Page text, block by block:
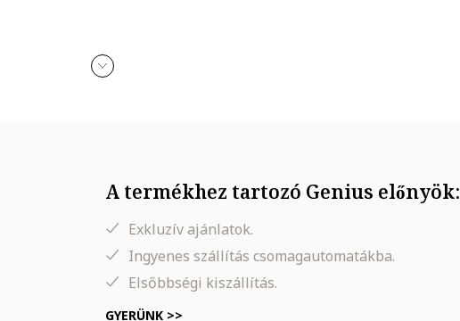
A termékhez tartozó Genius előnyök:
Exkluzív ajánlatok.
Ingyenes szállítás csomagautomatákba.
Elsőbbségi kiszállítás.
GYERÜNK >>